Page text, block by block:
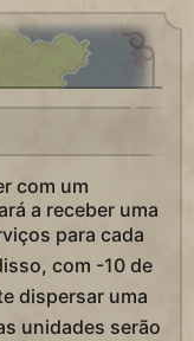
com um
a receber uma
para cada
com -10 de
dispersar uma
unidades serão